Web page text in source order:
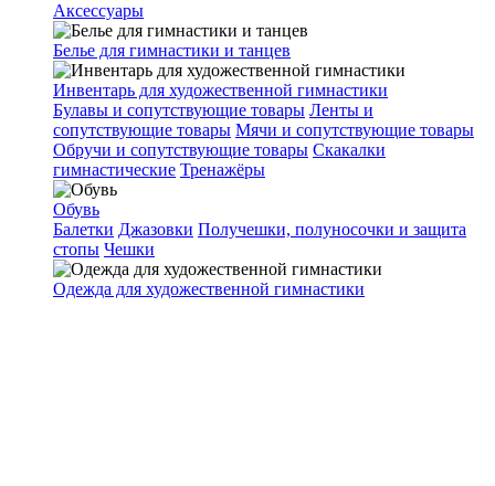
Аксессуары
Белье для гимнастики и танцев
Инвентарь для художественной гимнастики
Булавы и сопутствующие товары Ленты и
сопутствующие товары Мячи и сопутствующие товары
Обручи и сопутствующие товары Скакалки
гимнастические Тренажёры
Обувь
Балетки Джазовки Получешки, полуносочки и защита
стопы Чешки
Одежда для художественной гимнастики